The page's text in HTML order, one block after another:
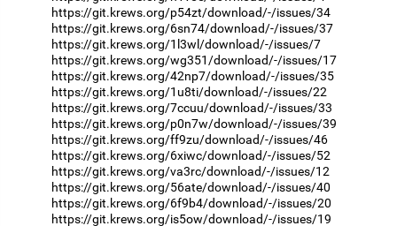
https://git.krews.org/p54zt/download/-/issues/34
https://git.krews.org/6sn74/download/-/issues/37
https://git.krews.org/1l3wl/download/-/issues/7
https://git.krews.org/wg351/download/-/issues/17
https://git.krews.org/42np7/download/-/issues/35
https://git.krews.org/1u8ti/download/-/issues/22
https://git.krews.org/7ccuu/download/-/issues/33
https://git.krews.org/p0n7w/download/-/issues/39
https://git.krews.org/ff9zu/download/-/issues/46
https://git.krews.org/6xiwc/download/-/issues/52
https://git.krews.org/va3rc/download/-/issues/12
https://git.krews.org/56ate/download/-/issues/40
https://git.krews.org/6f9b4/download/-/issues/20
https://git.krews.org/is5ow/download/-/issues/19